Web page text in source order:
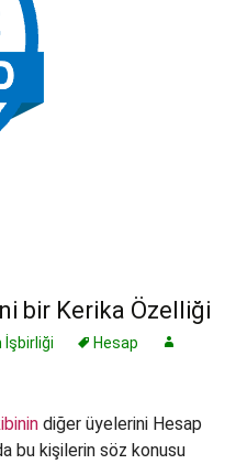
bir Kerika Özelliği
İşbirliği
Hesap
diğer üyelerini Hesap
bu kişilerin söz konusu